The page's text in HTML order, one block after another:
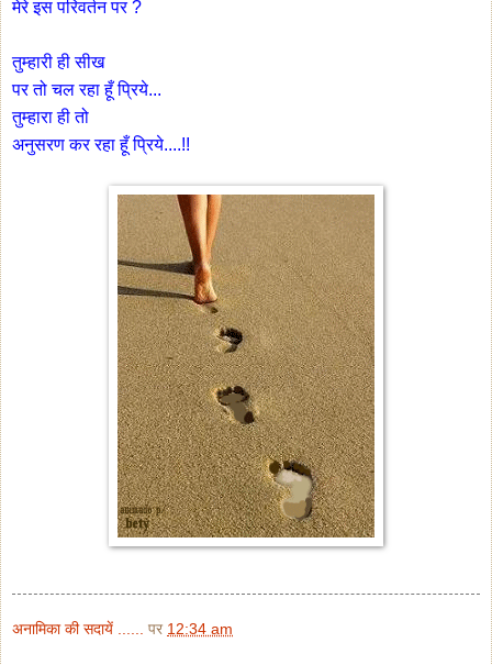
मेरे इस परिवर्तन पर ?
तुम्हारी ही सीख
पर तो चल रहा हूँ प्रिये...
तुम्हारा ही तो
अनुसरण कर रहा हूँ प्रिये....!!
अनामिका की सदायें ...... पर 12:34 am